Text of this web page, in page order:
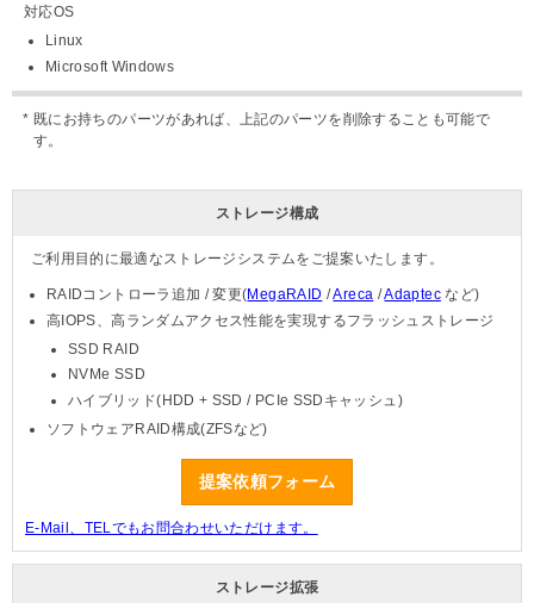
対応OS
Linux
Microsoft Windows
既にお持ちのパーツがあれば、上記のパーツを削除することも可能で
す。
ストレージ構成
ご利用目的に最適なストレージシステムをご提案いたします。
RAIDコントローラ追加 / 変更(MegaRAID /Areca /Adaptecなど)
高IOPS、高ランダムアクセス性能を実現するフラッシュストレージ
SSD RAID
NVMe SSD
ハイブリッド(HDD + SSD / PCIe SSDキャッシュ)
ソフトウェアRAID構成(ZFSなど)
提案依頼フォーム
E-Mail、TELでもお問合わせいただけます。
ストレージ拡張